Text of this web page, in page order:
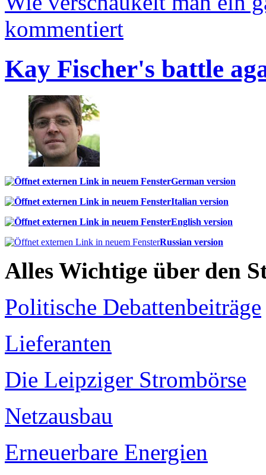
kommentiert
Kay Fischer's battle
German version
Italian version
English version
Russian version
Alles Wichtige über den
Politische Debattenbeiträge
Lieferanten
Die Leipziger Strombörse
Netzausbau
Erneuerbare Energien